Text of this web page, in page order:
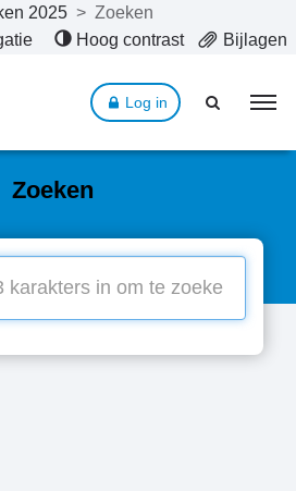
2025 > Zoeken
Hoog contrast Bijlagen
Log in
Zoeken